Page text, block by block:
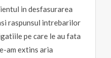
in desfasurarea
raspunsul intrebarilor
pe care le au fata
am extins aria